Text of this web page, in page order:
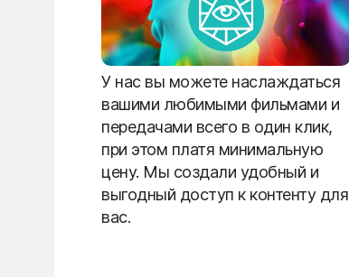
У нас вы можете наслаждаться
вашими любимыми фильмами и
передачами всего в один клик,
при этом платя минимальную
цену. Мы создали удобный и
выгодный доступ к контенту для
вас.